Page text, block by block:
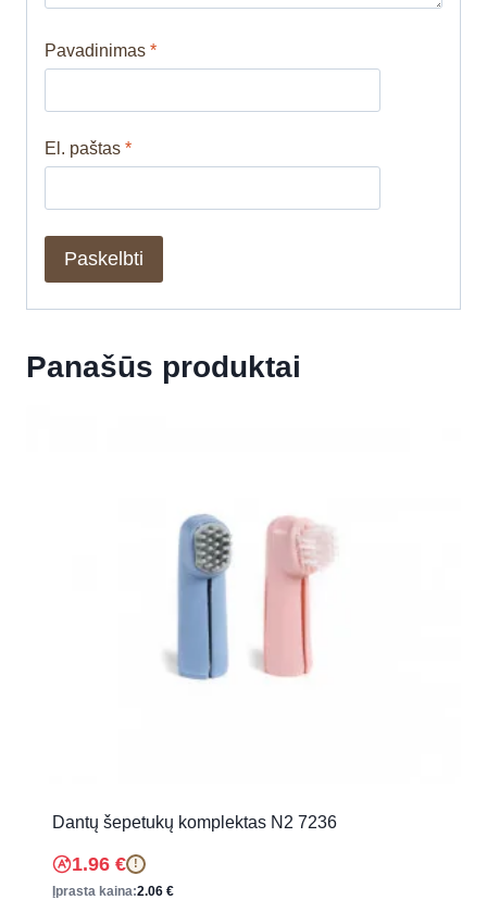
Pavadinimas *
El. paštas *
Panašūs produktai
Dantų šepetukų komplektas N2 7236
1.96 € !
Įprasta kaina:2.06 €